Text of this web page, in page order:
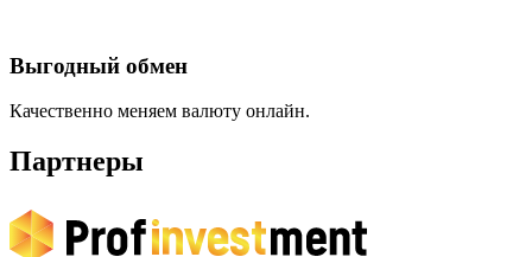
Выгодный обмен
Качественно меняем валюту онлайн.
Партнеры